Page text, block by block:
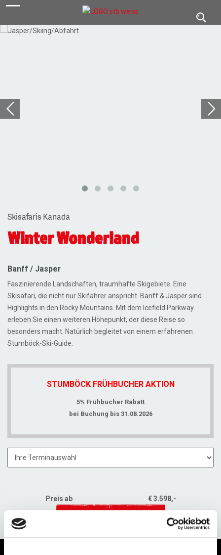
Skisafaris Kanada
Winter Wonderland
Banff / Jasper
Faszinierende Landschaften, traumhafte Skigebiete. Eine
Skisafari, die nicht nur Skifahrer anspricht. Banff & Jasper sind
Highlights in den Rocky Mountains. Mit dem Icefield Parkway
erleben Sie einen weiteren Höhepunkt, der diese Reise so
besonders macht. Natürlich begleitet von einem erfahrenen
Stumböck-Ski-Guide.
STUMBÖCK FRÜHBUCHER AKTION
5% Frühbucher Rabatt
bei Buchung bis 31.08.2026
Preis ab € 3.598,-